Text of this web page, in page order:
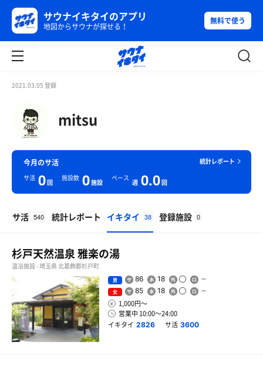
サウナイキタイのアプリ
地図からサウナが探せる！
無料で使う
2021.03.05 登録
mitsu
統計レポート
今月のサ活
サ活 0回
施設数 0施設
ペース
週 0.0回
サ活 540 統計レポート イキタイ 38 登録施設 0
杉戸天然温泉 雅楽の湯
温浴施設 - 埼玉県 北葛飾郡杉戸町
男 86 18
女 85 18
1,000円〜
営業中 10:00〜24:00
イキタイ 2826 サ活 3600